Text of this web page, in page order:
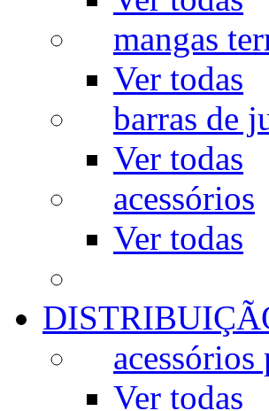
mangas
Ver todas
barras de
Ver todas
acessórios
Ver todas
acessórios
Ver todas